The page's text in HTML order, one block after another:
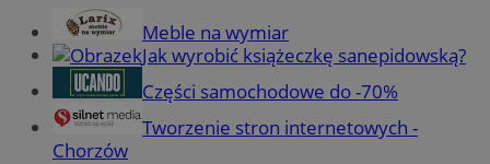
Meble na wymiar
Jak wyrobić książeczkę sanepidowską?
Części samochodowe do -70%
Tworzenie stron internetowych -
Chorzów